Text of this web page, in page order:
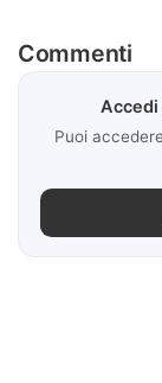
Commenti
Puoi